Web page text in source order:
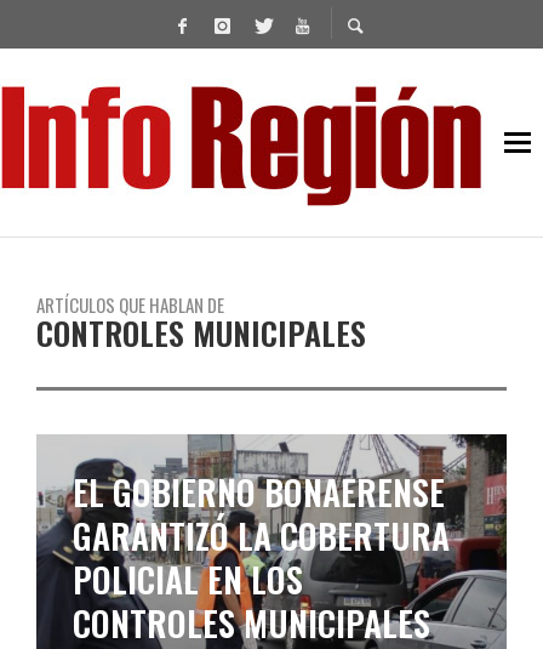
ARTÍCULOS QUE HABLAN DE
CONTROLES MUNICIPALES
EL GOBIERNO BONAERENSE
GARANTIZÓ LA COBERTURA
POLICIAL EN LOS
CONTROLES MUNICIPALES